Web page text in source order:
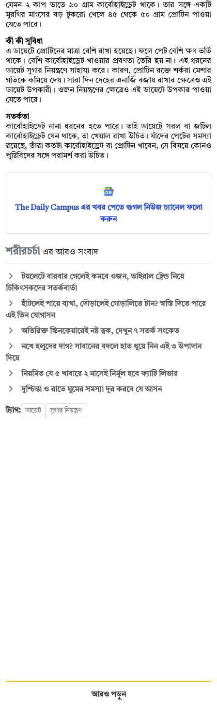
যেমন ২ কাপ ভাতে ৯০ গ্রাম কার্বোহাইড্রেট থাকে। তার সঙ্গে একটি
মুরগির মাংসের বড় টুকরো খেলে ৪৫ থেকে ৫০ গ্রাম প্রোটিন পাওয়া
যেতে পারে।
কী কী সুবিধা
এ ডায়েটে প্রোটিনের মাত্রা বেশি রাখা হয়েছে। ফলে পেট বেশি ক্ষণ ভর্তি
থাকে। বেশি কার্বোহাইড্রেট খাওয়ার প্রবণতা তৈরি হয় না। এই ধরনের
ডায়েট সুগার নিয়ন্ত্রণে সাহায্য করে। কারণ, প্রোটিন রক্তে শর্করা মেশার
গতিকে কমিয়ে দেয়। সারা দিন দেহের এনার্জি বজায় রাখার ক্ষেত্রেও এই
ডায়েট উপকারী। ওজন নিয়ন্ত্রণের ক্ষেত্রেও এই ডায়েটে উপকার পাওয়া
যেতে পারে।
সতর্কতা
কার্বোহাইড্রেট নানা ধরনের হতে পারে। তাই ডায়েটে সরল বা জটিল
কার্বোহাইড্রেট যেন থাকে, তা খেয়াল রাখা উচিত। যাঁদের পেটের সমস্যা
রয়েছে, তাঁরা কতটা কার্বোহাইড্রেট বা প্রোটিন খাবেন, সে বিষয়ে কোনও
পুষ্টিবিদের সঙ্গে পরামর্শ করা উচিত।
The Daily Campus এর খবর পেতে গুগল নিউজ চ্যানেল ফলো
করুন
শরীরচর্চা এর আরও সংবাদ
টয়লেটে বারবার গেলেই কমবে ওজন, ভাইরাল ট্রেন্ড নিয়ে
চিকিৎসকদের সতর্কবার্তা
হাঁটলেই পায়ে ব্যথা, দৌড়ালেই গোড়ালিতে টান? স্বস্তি দিতে পারে
এই তিন যোগাসন
অতিরিক্ত স্কিনকেয়ারেই নষ্ট ত্বক, দেখুন ৭ সতর্ক সংকেত
নখে হলুদের দাগ? সাবানের বদলে হাত ধুয়ে নিন এই ৩ উপাদান
দিয়ে
নিয়মিত যে ৫ খাবারে ২ মাসেই নির্মূল হবে ফ্যাটি লিভার
দুশ্চিন্তা ও রাতে ঘুমের সমস্যা দূর করবে যে আসন
ট্যাগ: ডায়েট সুগার নিয়ন্ত্রণ
আরও পড়ুন